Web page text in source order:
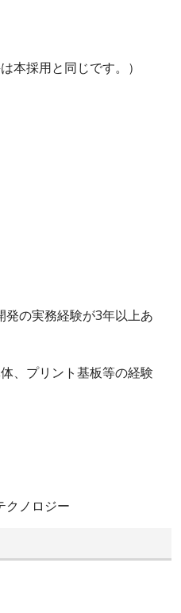
本採用と同じです。）
発の実務経験が3年以上あ
、プリント基板等の経験
クノロジー